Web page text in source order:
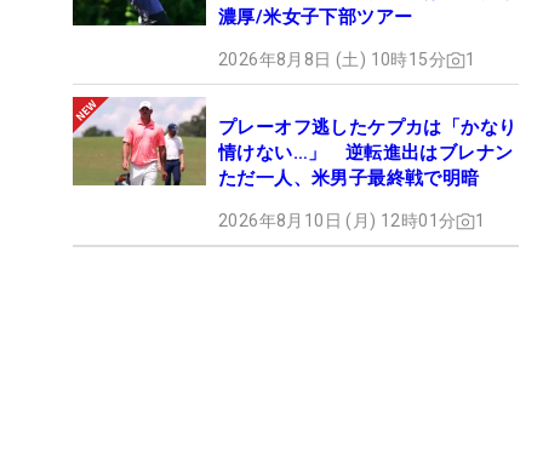
濃厚/米女子下部ツアー
2026年8月8日 (土) 10時15分 1
プレーオフ逃したケプカは「かなり
情けない…」 逆転進出はブレナン
ただ一人、米男子最終戦で明暗
2026年8月10日 (月) 12時01分 1